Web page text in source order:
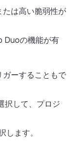
たは高い脆弱性が
Duoの機能が有
ガーすることもで
択して、プロジ
します。